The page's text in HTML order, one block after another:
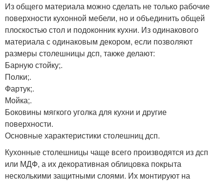
Из общего материала можно сделать не только рабочие
поверхности кухонной мебели, но и объединить общей
плоскостью стол и подоконник кухни. Из одинакового
материала с одинаковым декором, если позволяют
размеры столешницы дсп, также делают:
Барную стойку;.
Полки;.
Фартук;.
Мойка;.
Боковины мягкого уголка для кухни и другие
поверхности.
Основные характеристики столешниц дсп.
Кухонные столешницы чаще всего производятся из дсп
или МДФ, а их декоративная облицовка покрыта
несколькими защитными слоями. Их монтируют на